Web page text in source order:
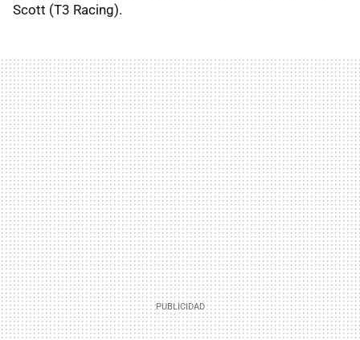
Scott (T3 Racing).